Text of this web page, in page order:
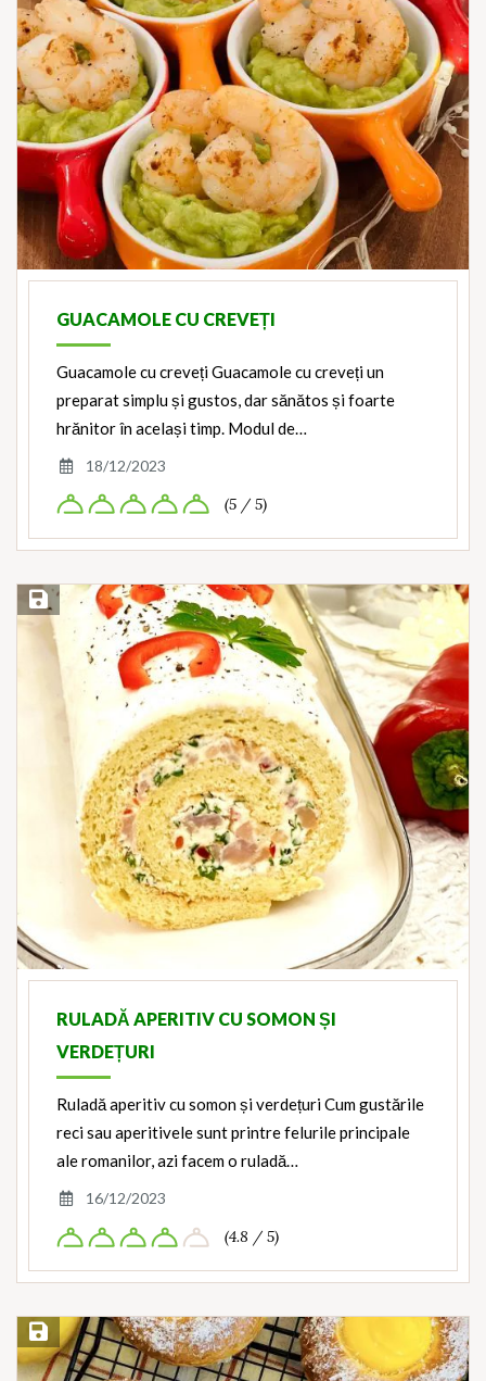
GUACAMOLE CU CREVEȚI
Guacamole cu creveți Guacamole cu creveți un
preparat simplu și gustos, dar sănătos și foarte
hrănitor în același timp. Modul de…
18/12/2023
(5 / 5)
Save Recipe
RULADĂ APERITIV CU SOMON ȘI
VERDEȚURI
Ruladă aperitiv cu somon și verdețuri Cum gustările
reci sau aperitivele sunt printre felurile principale
ale romanilor, azi facem o ruladă…
16/12/2023
(4.8 / 5)
Save Recipe